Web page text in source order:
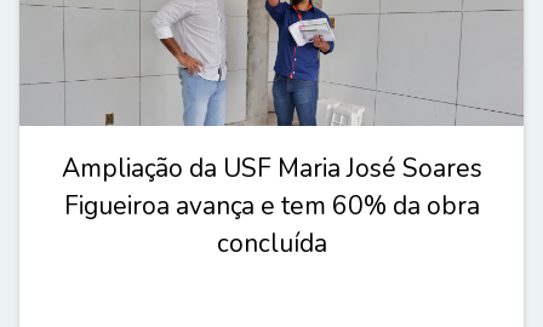
Ampliação da USF Maria José Soares
Figueiroa avança e tem 60% da obra
concluída